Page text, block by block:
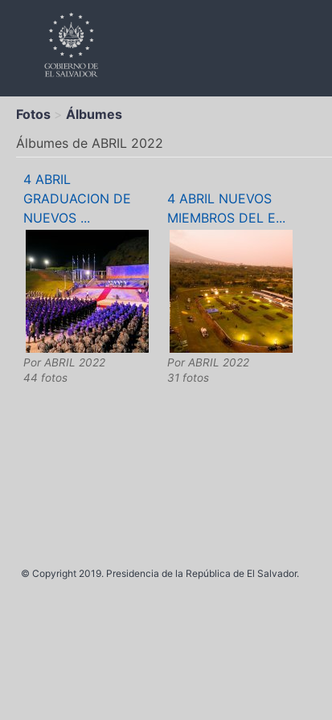
Fotos
Álbumes
Álbumes de ABRIL 2022
4 ABRIL
GRADUACION DE
NUEVOS ...
Por ABRIL 2022
44 fotos
4 ABRIL NUEVOS
MIEMBROS DEL E...
Por ABRIL 2022
31 fotos
© Copyright 2019. Presidencia de la República de El Salvador.